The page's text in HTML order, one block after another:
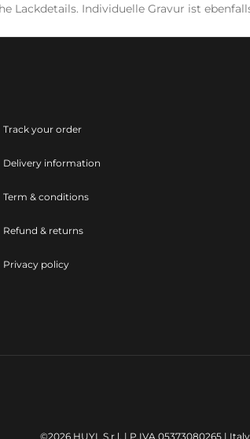
Individuelle Gravur ist
Track your order
Delivery information
Term & conditions
Refund & returns
Privacy policy
©2026 HUYL S.r.l. | P.IVA 05373080265 | Italy